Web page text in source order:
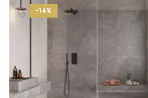
-14%